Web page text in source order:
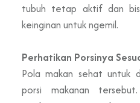
tubuh tetap aktif dan
keinginan untuk ngemil.
Perhatikan Porsinya
Pola makan sehat untuk
porsi makanan